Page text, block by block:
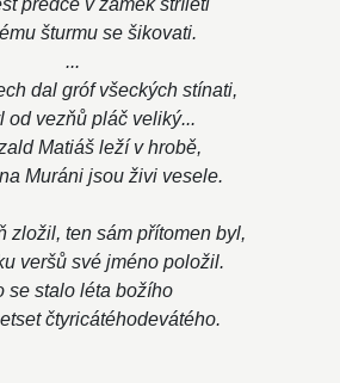
předce v zámek stríleti
šturmu se šikovati.
...
dal gróf všeckých stínati,
od vezňů pláč veliký...
Matiáš leží v hrobě,
Muráni jsou živi vesele.
zložil, ten sám přítomen byl,
veršů své jméno položil.
se stalo léta božího
čtyricátéhodevátého.